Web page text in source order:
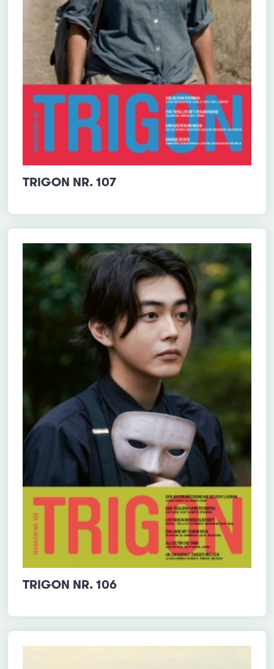
TRIGON NR. 107
TRIGON NR. 106